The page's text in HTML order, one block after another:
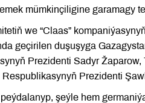
mümkinçiligine garamagy
we “Claas”
geçirilen duşuşyga
Prezidenti Sadyr
Prezidenti
peýdalanyp, şeýle hem